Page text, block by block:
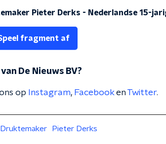
Pieter Derks - Nederlandse 15-
fragment af
van De Nieuws BV?
op Instagram, FacebookenTwitter.
Druktemaker Pieter Derks